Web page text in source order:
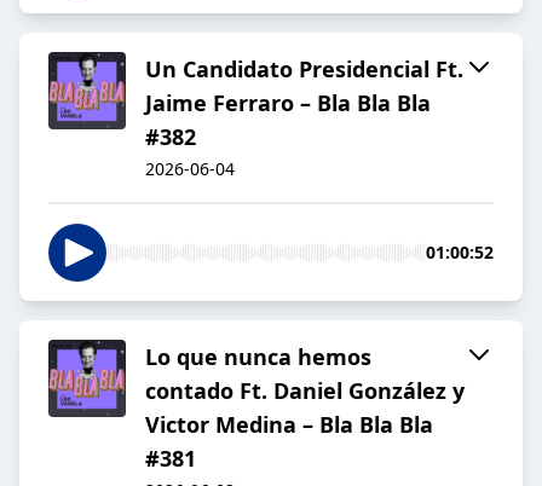
Un Candidato Presidencial Ft.
Jaime Ferraro – Bla Bla Bla
#382
2026-06-04
01:00:52
Lo que nunca hemos
contado Ft. Daniel González y
Victor Medina – Bla Bla Bla
#381